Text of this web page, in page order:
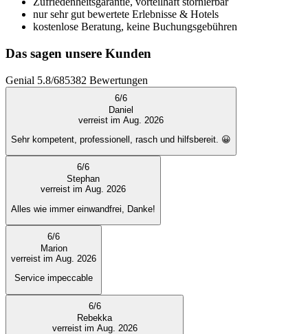
nur sehr gut bewertete Erlebnisse & Hotels
kostenlose Beratung, keine Buchungsgebühren
Das sagen unsere Kunden
Genial 5.8/685382 Bewertungen
6/6
Daniel
verreist im Aug. 2026
Sehr kompetent, professionell, rasch und hilfsbereit. 😀
6/6
Stephan
verreist im Aug. 2026
Alles wie immer einwandfrei, Danke!
6/6
Marion
verreist im Aug. 2026
Service impeccable
6/6
Rebekka
verreist im Aug. 2026